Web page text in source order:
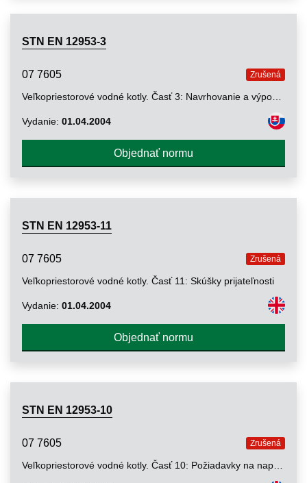
STN EN 12953-3
07 7605 Zrušená
Vydanie: 01.04.2004
Objednať normu
STN EN 12953-11
07 7605 Zrušená
Veľkopriestorové vodné kotly. Časť 11: Skúšky prijateľnosti
Vydanie: 01.04.2004
Objednať normu
STN EN 12953-10
07 7605 Zrušená